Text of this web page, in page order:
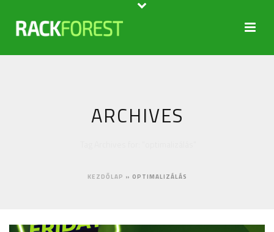
ARCHIVES
KEZDŐLAP » OPTIMALIZÁLÁS